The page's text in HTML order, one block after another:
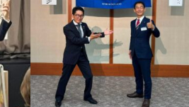
て
く
だ
さ